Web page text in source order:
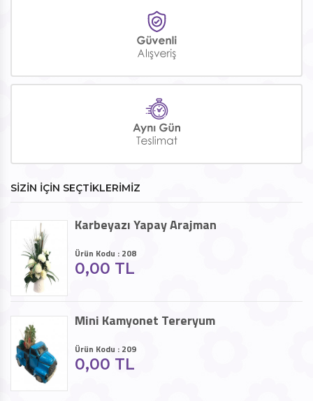
SİZİN İÇİN SEÇTİKLERİMİZ
Karbeyazı Yapay Arajman
Ürün Kodu : 208
0,00 TL
Mini Kamyonet Tereryum
Ürün Kodu : 209
0,00 TL